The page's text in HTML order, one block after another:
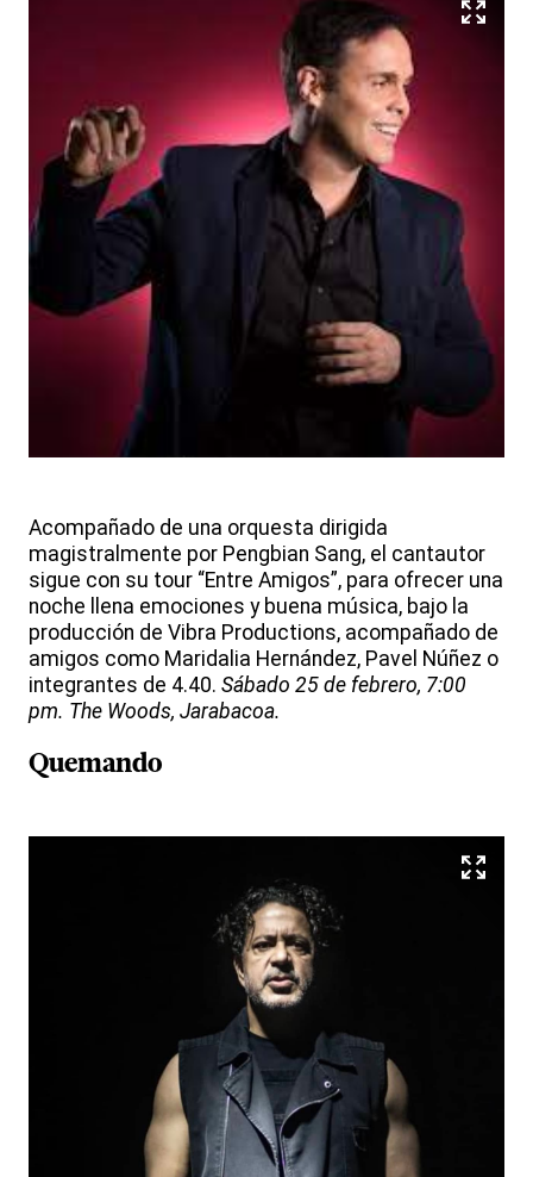
Acompañado de una orquesta dirigida
magistralmente por Pengbian Sang, el cantautor
sigue con su tour “Entre Amigos”, para ofrecer una
noche llena emociones y buena música, bajo la
producción de Vibra Productions, acompañado de
amigos como Maridalia Hernández, Pavel Núñez o
integrantes de 4.40. Sábado 25 de febrero, 7:00
pm. The Woods, Jarabacoa.
Quemando